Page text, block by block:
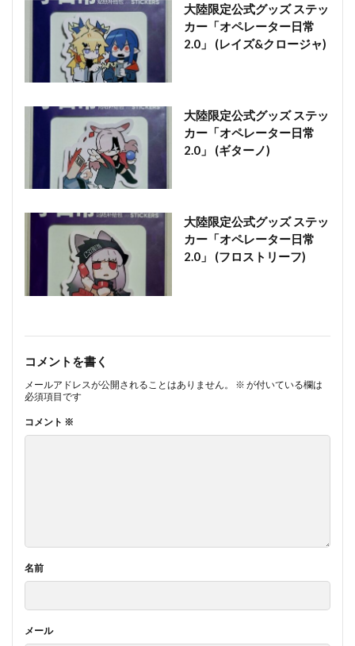
大陸限定公式グッズ ステッ
カー「オペレーター日常
2.0」 (レイズ&クロージャ)
大陸限定公式グッズ ステッ
カー「オペレーター日常
2.0」 (ギターノ)
大陸限定公式グッズ ステッ
カー「オペレーター日常
2.0」 (フロストリーフ)
コメントを書く
メールアドレスが公開されることはありません。 ※ が付いている欄は
必須項目です
コメント ※
名前
メール